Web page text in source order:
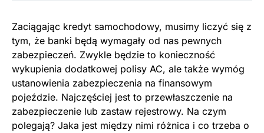
Zaciągając kredyt samochodowy, musimy liczyć się z
tym, że banki będą wymagały od nas pewnych
zabezpieczeń. Zwykle będzie to konieczność
wykupienia dodatkowej polisy AC, ale także wymóg
ustanowienia zabezpieczenia na finansowym
pojeździe. Najczęściej jest to przewłaszczenie na
zabezpieczenie lub zastaw rejestrowy. Na czym
polegają? Jaka jest między nimi różnica i co trzeba o